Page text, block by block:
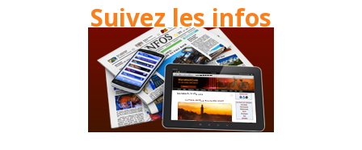
Suivez les infos